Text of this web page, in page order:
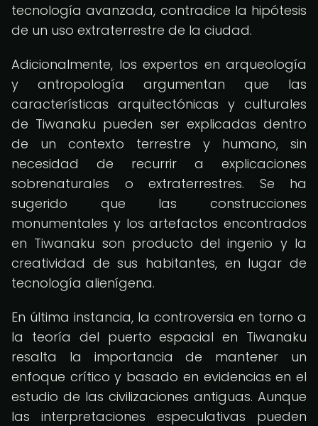
tecnología avanzada, contradice la hipótesis
de un uso extraterrestre de la ciudad.
Adicionalmente, los expertos en arqueología
y antropología argumentan que las
características arquitectónicas y culturales
de Tiwanaku pueden ser explicadas dentro
de un contexto terrestre y humano, sin
necesidad de recurrir a explicaciones
sobrenaturales o extraterrestres. Se ha
sugerido que las construcciones
monumentales y los artefactos encontrados
en Tiwanaku son producto del ingenio y la
creatividad de sus habitantes, en lugar de
tecnología alienígena.
En última instancia, la controversia en torno a
la teoría del puerto espacial en Tiwanaku
resalta la importancia de mantener un
enfoque crítico y basado en evidencias en el
estudio de las civilizaciones antiguas. Aunque
las interpretaciones especulativas pueden